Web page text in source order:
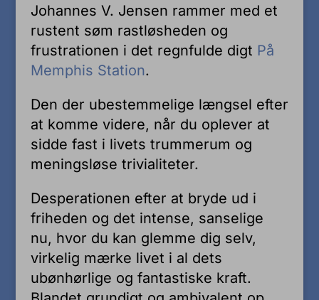
Johannes V. Jensen rammer med et
rustent søm rastløsheden og
frustrationen i det regnfulde digt På
Memphis Station.
Den der ubestemmelige længsel efter
at komme videre, når du oplever at
sidde fast i livets trummerum og
meningsløse trivialiteter.
Desperationen efter at bryde ud i
friheden og det intense, sanselige
nu, hvor du kan glemme dig selv,
virkelig mærke livet i al dets
ubønhørlige og fantastiske kraft.